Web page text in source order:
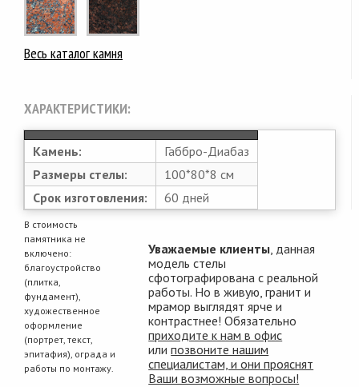
Весь каталог камня
ХАРАКТЕРИСТИКИ:
Камень:
Габбро-Диабаз
Размеры стелы:
100*80*8 см
Срок изготовления:
60 дней
В стоимость
памятника не
включено:
благоустройство
(плитка,
фундамент),
художественное
оформление
(портрет, текст,
эпитафия), ограда и
работы по монтажу.
Уважаемые клиенты , данная
модель стелы
сфотографирована с реальной
работы. Но в живую, гранит и
мрамор выглядят ярче и
контрастнее! Обязательно
приходите к нам в офис
илипозвоните нашим
специалистам, и они прояснят
Ваши возможные вопросы!